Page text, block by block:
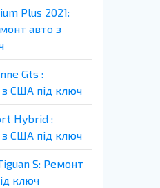
Plus 2021:
авто з
Gts :
США під ключ
Hybrid :
США під ключ
S: Ремонт
ключ